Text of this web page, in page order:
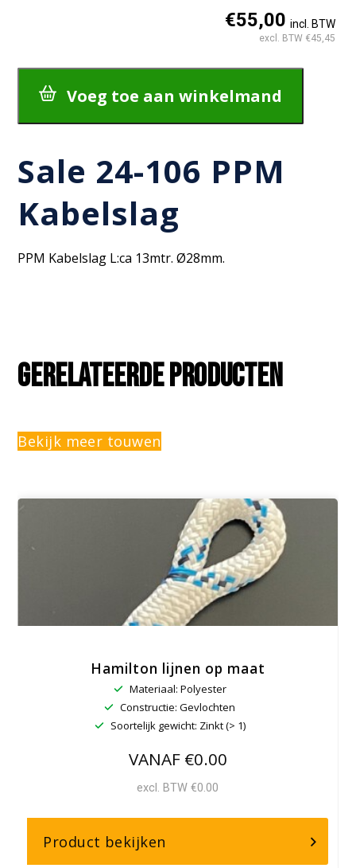
Sale 24-106 PPM
Kabelslag
PPM Kabelslag L:ca 13mtr. Ø28mm.
Kabelslag
€55,00 incl. BTW
excl. BTW €45,45
Voeg toe aan winkelmand
Gerelateerde producten
Bekijk meer touwen
Hamilton lijnen op maat
Materiaal: Polyester
Constructie: Gevlochten
Soortelijk gewicht: Zinkt (> 1)
VANAF €0.00
excl. BTW €0.00
Product bekijken